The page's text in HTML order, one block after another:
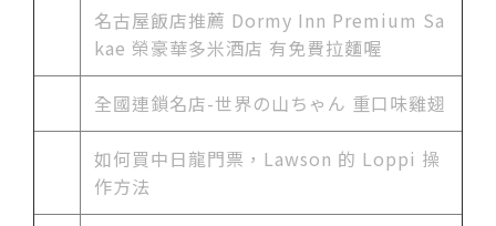
名古屋飯店推薦 Dormy Inn Premium Sa
kae 榮豪華多米酒店 有免費拉麵喔
全國連鎖名店-世界の山ちゃん 重口味雞翅
如何買中日龍門票，Lawson 的 Loppi 操
作方法